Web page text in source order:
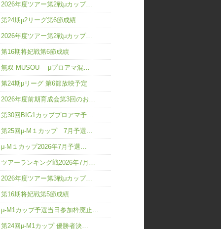
2026年度ツアー第2戦μカップ…
第24期μ2リーグ第6節成績
2026年度ツアー第2戦μカップ…
第16期将妃戦第6節成績
無双-MUSOU- μプロアマ混…
第24期μリーグ 第6節放映予定
2026年度前期育成会第3回のお…
第30回BIG1カッププロアマ予…
第25回μ-M１カップ 7月予選…
μ-M１カップ2026年7月予選…
ツアーランキング戦2026年7月…
2026年度ツアー第3戦μカップ…
第16期将妃戦第5節成績
μ-M1カップ予選当日参加枠廃止…
第24回μ-M1カップ 優勝者決…